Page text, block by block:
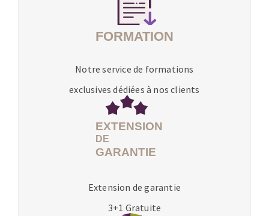
Notre service de formations
exclusives dédiées à nos clients
Extension de garantie
3+1 Gratuite